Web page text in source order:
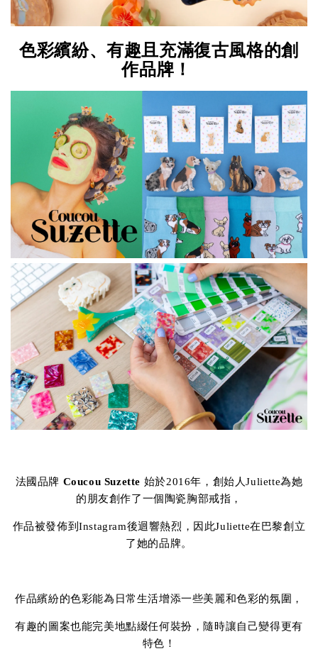
色彩繽紛、有趣且充滿復古風格的創
作品牌！
法國品牌 Coucou Suzette 始於2016年，創始人Juliette為她
的朋友創作了一個陶瓷胸部戒指，
作品被發佈到Instagram後迴響熱烈，因此Juliette在巴黎創立
了她的品牌。
作品繽紛的色彩能為日常生活增添一些美麗和色彩的氛圍，
有趣的圖案也能完美地點綴任何裝扮，隨時讓自己變得更有
特色！